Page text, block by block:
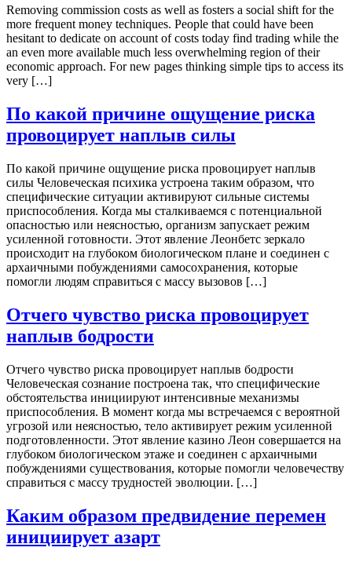
Removing commission costs as well as fosters a social shift for the
more frequent money techniques. People that could have been
hesitant to dedicate on account of costs today find trading while the
an even more available much less overwhelming region of their
economic approach. For new pages thinking simple tips to access its
very […]
По какой причине ощущение риска
провоцирует наплыв силы
По какой причине ощущение риска провоцирует наплыв
силы Человеческая психика устроена таким образом, что
специфические ситуации активируют сильные системы
приспособления. Когда мы сталкиваемся с потенциальной
опасностью или неясностью, организм запускает режим
усиленной готовности. Этот явление Леонбетс зеркало
происходит на глубоком биологическом плане и соединен с
архаичными побуждениями самосохранения, которые
помогли людям справиться с массу вызовов […]
Отчего чувство риска провоцирует
наплыв бодрости
Отчего чувство риска провоцирует наплыв бодрости
Человеческая сознание построена так, что специфические
обстоятельства инициируют интенсивные механизмы
приспособления. В момент когда мы встречаемся с вероятной
угрозой или неясностью, тело активирует режим усиленной
подготовленности. Этот явление казино Леон совершается на
глубоком биологическом этаже и соединен с архаичными
побуждениями существования, которые помогли человечеству
справиться с массу трудностей эволюции. […]
Каким образом предвидение перемен
инициирует азарт